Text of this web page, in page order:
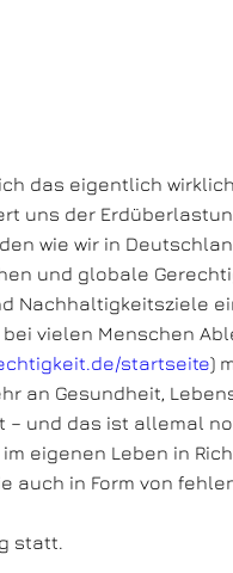
das eigentlich
uns der
wie wir in
und globale
Nachhaltigkeitsziele
vielen Menschen
startseite)
an Gesundheit,
– und das ist allemal
eigenen Leben in
auch in Form von
statt.